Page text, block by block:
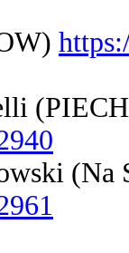
(Na